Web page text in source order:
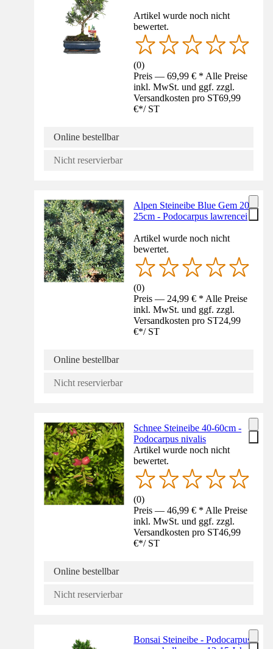
Artikel wurde noch nicht
bewertet.
(0)
Preis — 69,99 € * Alle Preise
inkl. MwSt. und ggf. zzgl.
Versandkosten pro ST69,99
€*/ ST
Online bestellbar
Nicht reservierbar
Alpen Steineibe Blue Gem 20-
25cm - Podocarpus lawrencei
Artikel wurde noch nicht
bewertet.
(0)
Preis — 24,99 € * Alle Preise
inkl. MwSt. und ggf. zzgl.
Versandkosten pro ST24,99
€*/ ST
Online bestellbar
Nicht reservierbar
Schnee Steineibe 40-60cm -
Podocarpus nivalis
Artikel wurde noch nicht
bewertet.
(0)
Preis — 46,99 € * Alle Preise
inkl. MwSt. und ggf. zzgl.
Versandkosten pro ST46,99
€*/ ST
Online bestellbar
Nicht reservierbar
Bonsai Steineibe - Podocarpus